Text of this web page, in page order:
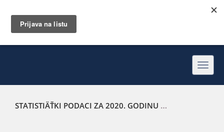
STATISTIÄŤKI PODACI ZA 2020. GODINU